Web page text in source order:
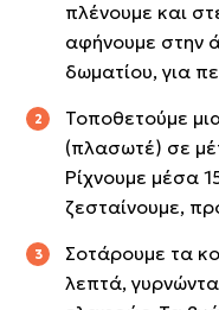
πλένουμε και
αφήνουμε στην
δωματίου, για
Τοποθετούμε
(πλασωτέ) σε
Ρίχνουμε μέσα
ζεσταίνουμε,
Σοτάρουμε τα
λεπτά,